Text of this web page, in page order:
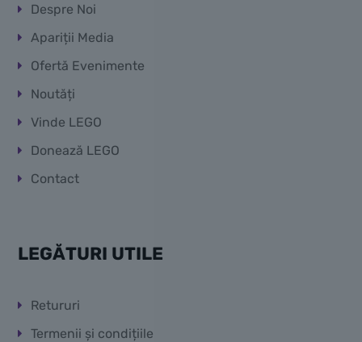
Despre Noi
Apariții Media
Ofertă Evenimente
Noutăți
Vinde LEGO
Donează LEGO
Contact
LEGĂTURI UTILE
Retururi
Termenii și condițiile